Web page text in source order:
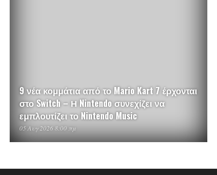
9 νέα κομμάτια από το Mario Kart 7 έρχονται
στο Switch – Η Nintendo συνεχίζει να
εμπλουτίζει το Nintendo Music
05 Αυγ 2026 8:00 πμ